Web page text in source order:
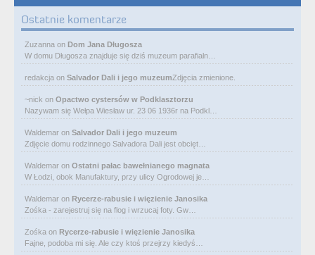
Ostatnie komentarze
Zuzanna on Dom Jana Długosza
W domu Długosza znajduje się dziś muzeum parafialn…
redakcja on Salvador Dali i jego muzeumZdjęcia zmienione.
~nick on Opactwo cystersów w Podklasztorzu
Nazywam się Wełpa Wiesław ur. 23 06 1936r na Podkl…
Waldemar on Salvador Dali i jego muzeum
Zdjęcie domu rodzinnego Salvadora Dali jest obcięt…
Waldemar on Ostatni pałac bawełnianego magnata
W Łodzi, obok Manufaktury, przy ulicy Ogrodowej je…
Waldemar on Rycerze-rabusie i więzienie Janosika
Zośka - zarejestruj się na flog i wrzucaj foty. Gw…
Zośka on Rycerze-rabusie i więzienie Janosika
Fajne, podoba mi się. Ale czy ktoś przejrzy kiedyś…